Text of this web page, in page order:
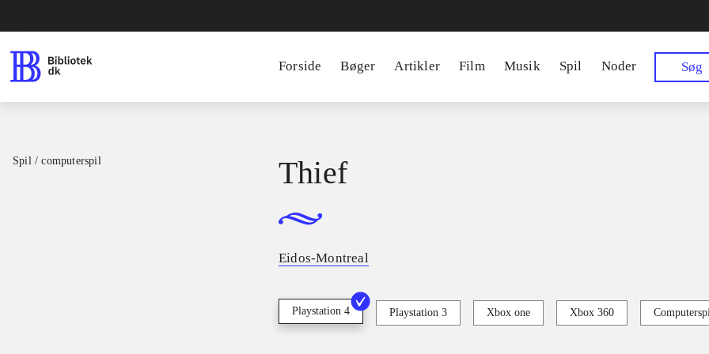
Forside Bøger Artikler Film Musik Spil Noder Søg
Spil / computerspil Thief
Eidos-Montreal
Playstation 4 Playstation 3 Xbox one Xbox 360